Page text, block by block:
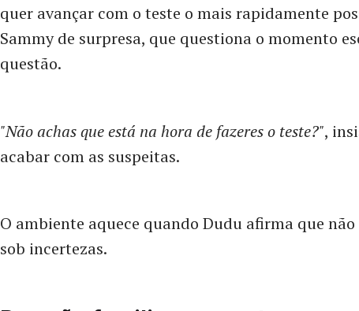
quer avançar com o teste o mais rapidamente
Sammy de surpresa, que questiona o momento
questão.
"Não achas que está na hora de fazeres o teste?",
acabar com as suspeitas.
O ambiente aquece quando Dudu afirma que
sob incertezas.